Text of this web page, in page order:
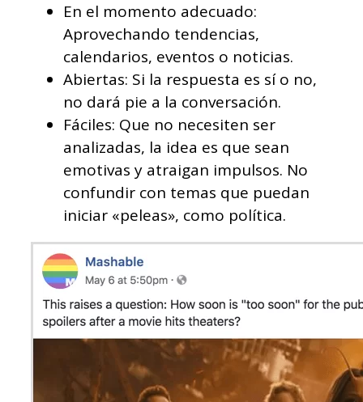
En el momento adecuado:
Aprovechando tendencias,
calendarios, eventos o noticias.
Abiertas: Si la respuesta es sí o no,
no dará pie a la conversación.
Fáciles: Que no necesiten ser
analizadas, la idea es que sean
emotivas y atraigan impulsos. No
confundir con temas que puedan
iniciar «peleas», como política.